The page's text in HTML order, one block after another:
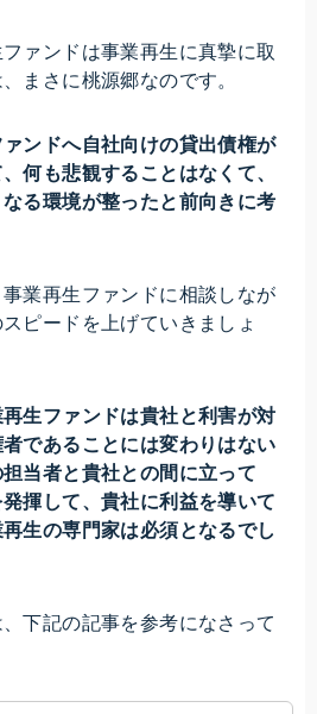
ァンドは事業再生に真摯に取
まさに桃源郷なのです。
ンドへ自社向けの貸出債権が
何も悲観することはなくて、
る環境が整ったと前向きに考
業再生ファンドに相談しなが
ピードを上げていきましょ
生ファンドは貴社と利害が対
であることには変わりはない
当者と貴社との間に立って
揮して、貴社に利益を導いて
生の専門家は必須となるでし
下記の記事を参考になさって